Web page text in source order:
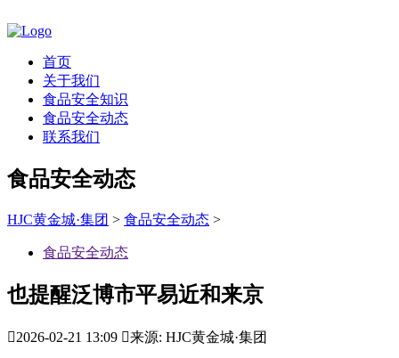
首页
关于我们
食品安全知识
食品安全动态
联系我们
食品安全动态
HJC黄金城·集团 > 食品安全动态 >
食品安全动态
也提醒泛博市平易近和来京
2026-02-21 13:09 来源: HJC黄金城·集团